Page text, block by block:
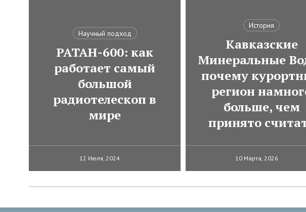
Научный подход
РАТАН-600: как
работает самый
большой
радиотелескоп в
мире
12 Июля, 2024
История
Кавказские
Минеральные
почему
регион
больше, чем
принято
10 Марта, 2026